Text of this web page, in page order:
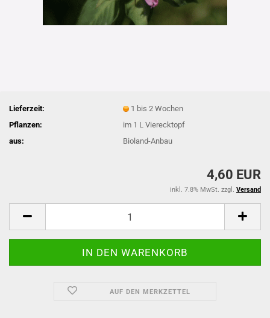
Lieferzeit:
1 bis 2 Wochen
Pflanzen:
im 1 L Vierecktopf
aus:
Bioland-Anbau
4,60 EUR
inkl. 7.8% MwSt. zzgl. Versand
AUF DEN MERKZETTEL